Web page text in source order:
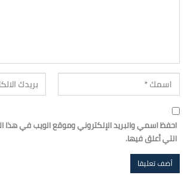
احفظ اسمي والبريد الإلكتروني وموقع الويب في هذا
التي أعلق فيها.